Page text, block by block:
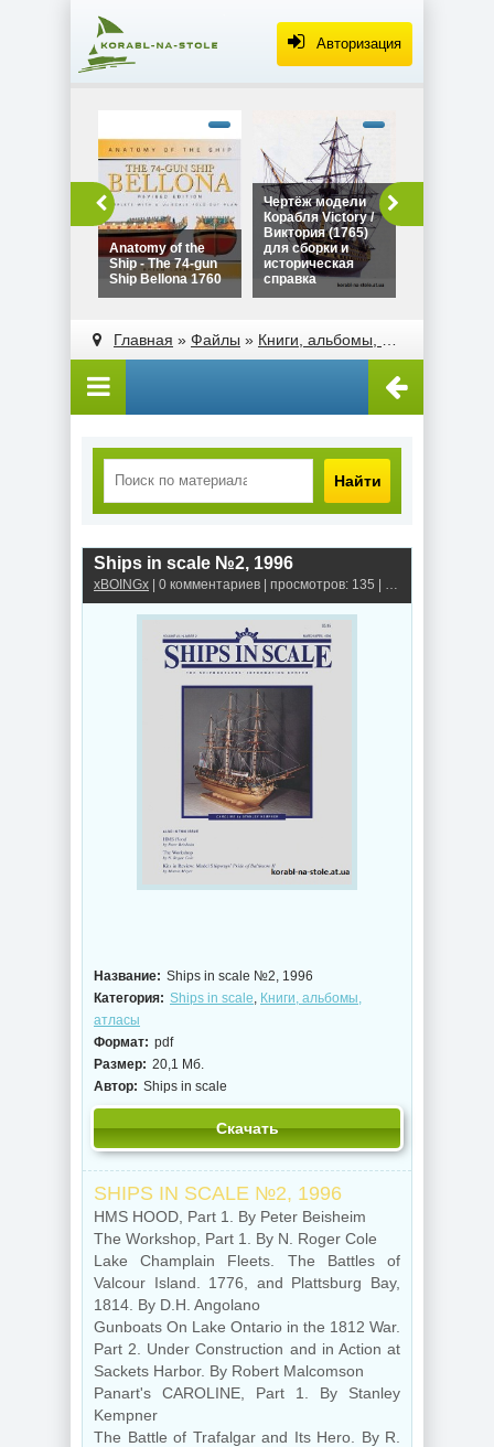
Авторизация
Ship - The 74-gun
Ship Bellona 1760"
height="180">
Anatomy of the
Ship - The 74-gun
Ship Bellona 1760
Виктория (1765)
для сборки и
width="320"
Чертёж модели
Корабля Victory /
Виктория (1765)
для сборки и
историческая
справка
width="320"
Главная » Файлы » Книги, альбомы, атласы
Найти
Ships in scale №2, 1996
xBOINGx | 0 комментариев | просмотров: 135 | Книги, альбомы,
Название: Ships in scale №2, 1996
Категория: Ships in scale, Книги, альбомы,
атласы
Формат: pdf
Размер: 20,1 Мб.
Автор: Ships in scale
Скачать
SHIPS IN SCALE №2, 1996
HMS HOOD, Part 1. By Peter Beisheim
The Workshop, Part 1. By N. Roger Cole
Lake Champlain Fleets. The Battles of
Valcour Island. 1776, and Plattsburg Bay,
1814. By D.H. Angolano
Gunboats On Lake Ontario in the 1812 War.
Part 2. Under Construction and in Action at
Sackets Harbor. By Robert Malcomson
Panart's CAROLINE, Part 1. By Stanley
Kempner
The Battle of Trafalgar and Its Hero. By R.